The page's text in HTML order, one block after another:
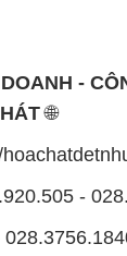
-
🌐
-